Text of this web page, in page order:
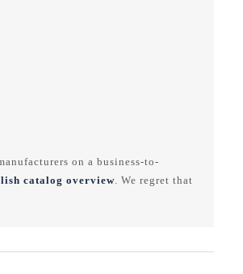
on a business-to-
catalog overview. We regret that